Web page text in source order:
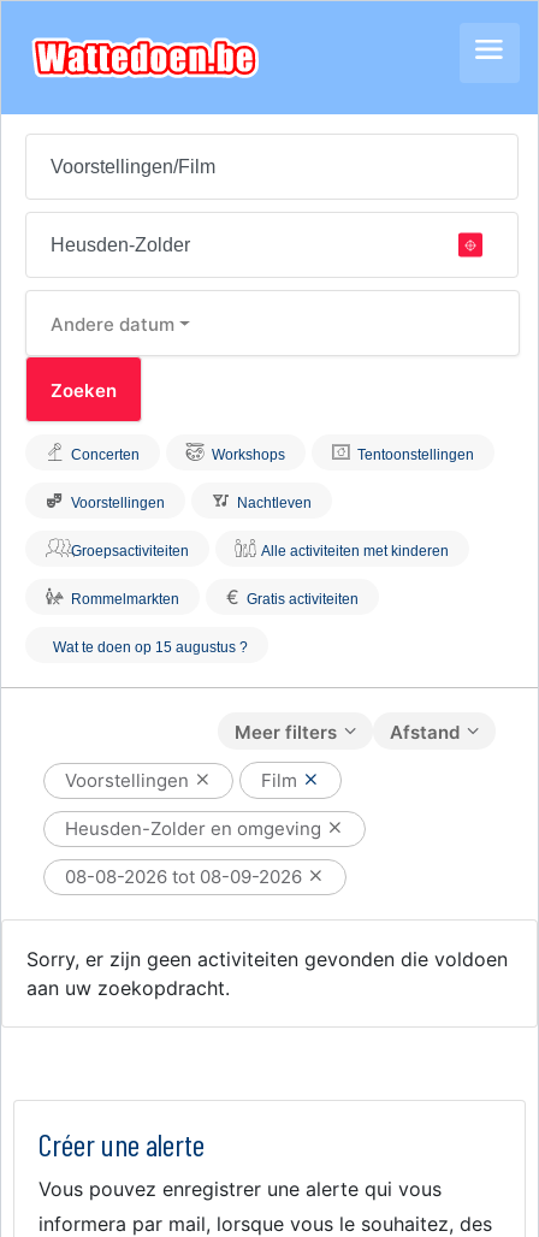
Andere datum
Concerten Workshops Tentoonstellingen
Voorstellingen Nachtleven
Groepsactiviteiten Alle activiteiten met kinderen
Rommelmarkten € Gratis activiteiten
Wat te doen op 15 augustus ?
Afstand
Meer filters
Voorstellingen Film
Heusden-Zolder en omgeving
08-08-2026 tot 08-09-2026
Sorry, er zijn geen activiteiten gevonden die voldoen
aan uw zoekopdracht.
Créer une alerte
Vous pouvez enregistrer une alerte qui vous
informera par mail, lorsque vous le souhaitez, des